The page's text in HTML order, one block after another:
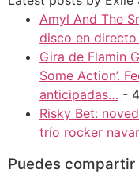
Amyl And The
disco en
Gira de Flamin
Some Action’.
anticipadas… -
Risky Bet:
trío rocker
Puedes